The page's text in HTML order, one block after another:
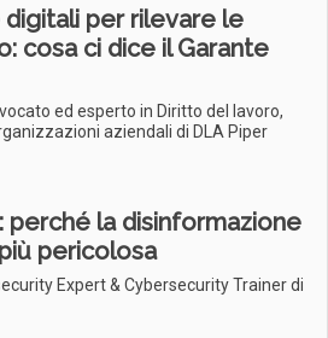
per rilevare le
cosa ci dice il Garante
ed esperto in Diritto del lavoro,
aziendali di DLA Piper
perché la disinformazione
pericolosa
Expert & Cybersecurity Trainer di